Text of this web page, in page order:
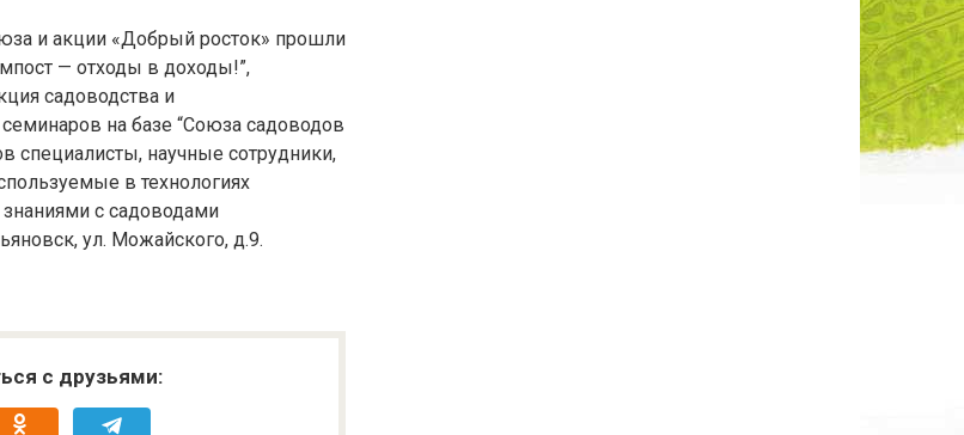
и акции «Добрый росток» прошли
— отходы в доходы!”,
садоводства и
на базе “Союза садоводов
специалисты, научные сотрудники,
в технологиях
знаниями с садоводами
ул. Можайского, д.9.
с друзьями: